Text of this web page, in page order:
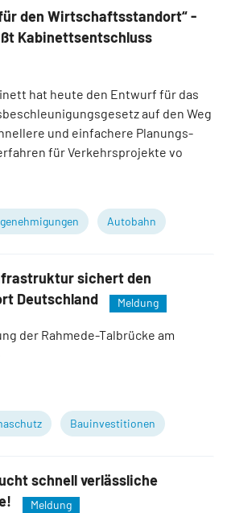
den Wirtschaftsstandort“ -
Kabinettsentschluss
hat heute den Entwurf für das
auf den Weg
und einfachere Planungs-
für Verkehrsprojekte vo
Autobahn
sichert den
Deutschland
Meldung
der Rahmede-Talbrücke am
Bauinvestitionen
schnell verlässliche
Meldung